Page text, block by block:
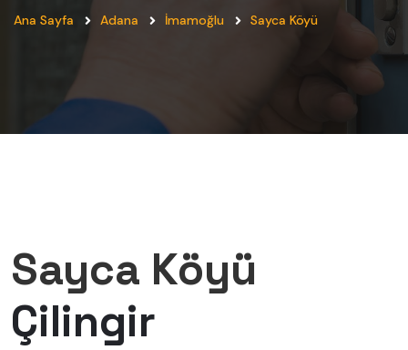
Ana Sayfa Adana İmamoğlu Sayca Köyü
Sayca Köyü
Çilingir